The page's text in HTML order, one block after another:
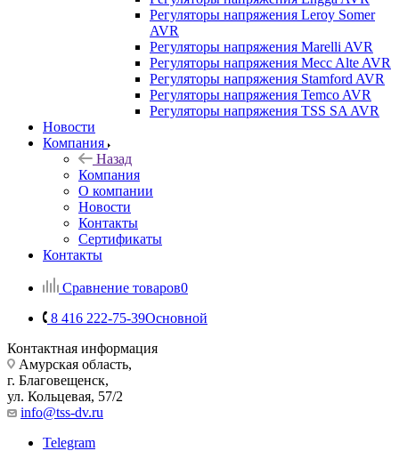
Регуляторы напряжения Leroy Somer
AVR
Регуляторы напряжения Marelli AVR
Регуляторы напряжения Mecc Alte AVR
Регуляторы напряжения Stamford AVR
Регуляторы напряжения Temco AVR
Регуляторы напряжения TSS SA AVR
Новости
Компания
Назад
Компания
О компании
Новости
Контакты
Сертификаты
Контакты
Сравнение товаров0
8 416 222-75-39Основной
Контактная информация
Амурская область,
г. Благовещенск,
ул. Кольцевая, 57/2
info@tss-dv.ru
Telegram